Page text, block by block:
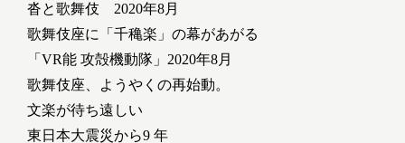
沓と歌舞伎 2020年8月
歌舞伎座に「千穐楽」の幕があがる
「VR能 攻殻機動隊」2020年8月
歌舞伎座、ようやくの再始動。
文楽が待ち遠しい
東日本大震災から9 年